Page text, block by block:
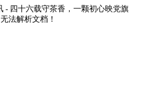
- 四十六载守茶香，一颗初心映党旗
法解析文档！